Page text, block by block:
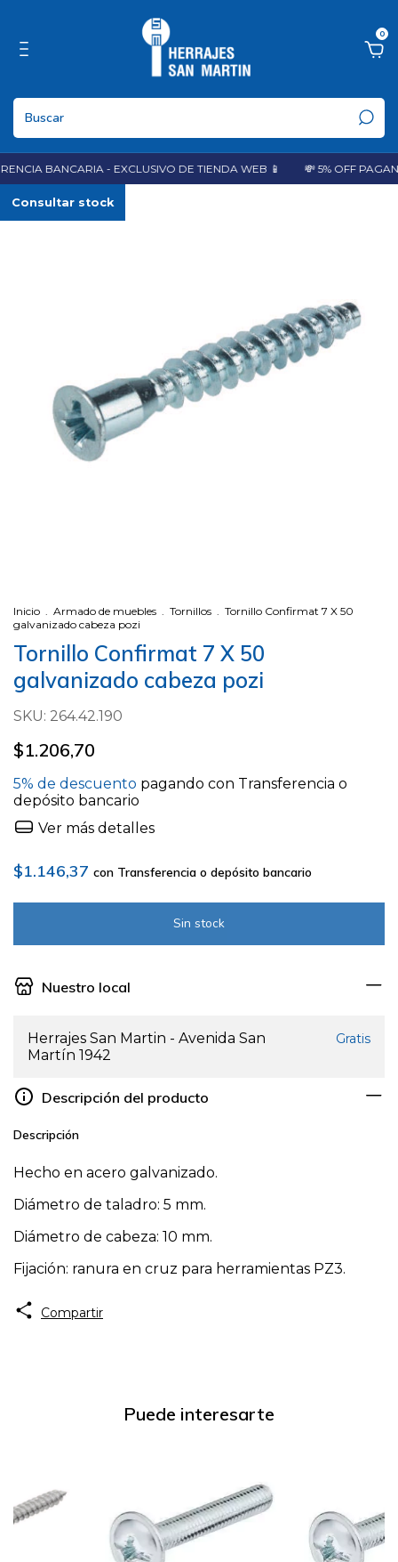
0
BANCARIA - EXCLUSIVO DE TIENDA WEB 📱 💸 5% OFF
Consultar stock
Inicio . Armado de muebles . Tornillos . Tornillo Confirmat 7 X 50
galvanizado cabeza pozi
Tornillo Confirmat 7 X 50
galvanizado cabeza pozi
SKU: 264.42.190
$1.206,70
5% de descuento pagando con Transferencia o
depósito bancario
Ver más detalles
$1.146,37 con Transferencia o depósito bancario
Nuestro local
Herrajes San Martin - Avenida San
Martín 1942
Gratis
Descripción del producto
Descripción
Hecho en acero galvanizado.
Diámetro de taladro: 5 mm.
Diámetro de cabeza: 10 mm.
Fijación: ranura en cruz para herramientas PZ3.
Compartir
Puede interesarte